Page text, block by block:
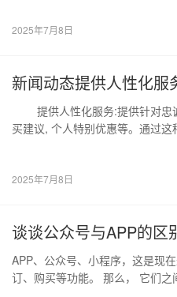
2025年7月8日
新闻动态提供人性化服
提供人性化服务:提供针对忠
买建议, 个人特别优惠等。通过
2025年7月8日
谈谈公众号与APP的区
APP、公众号、小程序，这是现
订、购买等功能。 那么， 它们